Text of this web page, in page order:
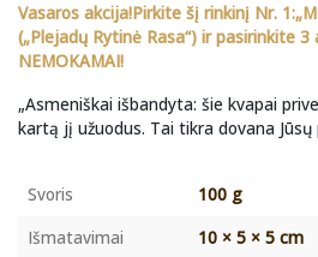
Vasaros akcija!Pirkite šį rinkinį Nr.
(„Plejadų Rytinė Rasa“) ir pasirinkite
NEMOKAMAI!
„Asmeniškai išbandyta: šie kvapai
kartą jį užuodus. Tai tikra dovana Jūsų
Svoris
100 g
Išmatavimai
10 × 5 × 5 cm